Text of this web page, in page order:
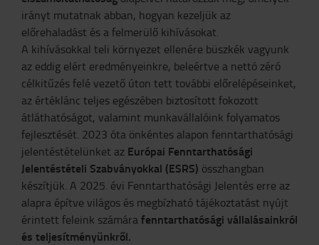
irányt mutatnak abban, hogyan kezeljük az
előrehaladást és a felmerülő kihívásokat.
A kihívásokkal teli környezet ellenére büszkék vagyunk
az eddig elért eredményeinkre, beleértve a nettó zéró
célkitűzés felé vezető úton tett további előrelépéseinket,
az értéklánc teljes egészében biztosított fokozott
átláthatóságot, valamint munkavállalóink folyamatos
fejlesztését. 2023 óta önkéntes alapon fenntarthatósági
jelentéstételünket az Európai Fenntarthatósági
Jelentéstételi Szabványokkal (ESRS) összhangban
készítjük. A 2025. évi Fenntarthatósági Jelentés erre az
alapra építve világos és megbízható tájékoztatást nyújt
érintett feleink számárafenntarthatósági vállalásainkról
és teljesítményünkről.